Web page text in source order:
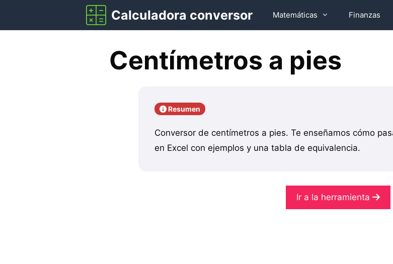
contenido
Calculadora conversor Matemáticas Finanzas
Centímetros a pies
Resumen
Conversor de centímetros a pies. Te enseñamos cómo
en Excel con ejemplos y una tabla de equivalencia.
Ir a la herramienta